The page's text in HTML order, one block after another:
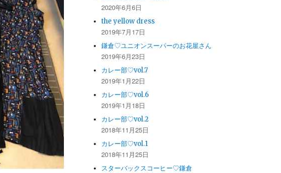
2020年6月6日
the yellow dress
2019年7月17日
鎌倉♡ユニオンスーパーのお花屋さん
2019年6月23日
カレー部♡vol.7
2019年1月22日
カレー部♡vol.6
2019年1月18日
カレー部♡vol.2
2018年11月25日
カレー部♡vol.1
2018年11月25日
スターバックスコーヒー♡鎌倉